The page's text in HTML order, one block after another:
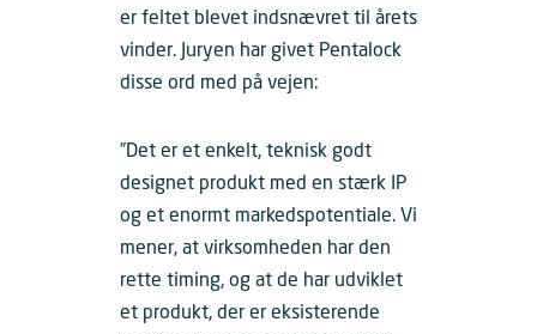
er feltet blevet indsnævret til årets
vinder. Juryen har givet Pentalock
disse ord med på vejen:
”Det er et enkelt, teknisk godt
designet produkt med en stærk IP
og et enormt markedspotentiale. Vi
mener, at virksomheden har den
rette timing, og at de har udviklet
et produkt, der er eksisterende